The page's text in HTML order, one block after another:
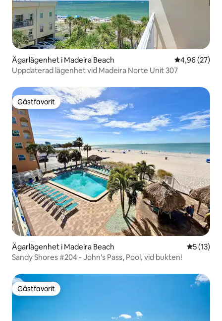
Ägarlägenhet i Madeira Beach 4,96 av 5 i
4,96 (27)
Uppdaterad lägenhet vid Madeira Norte Unit 307
Gästfavorit
Gästfavorit
Ägarlägenhet i Madeira Beach 5 av 5 i
5 (13)
Sandy Shores #204 - John's Pass, Pool, vid bukten!
Gästfavorit
Gästfavorit